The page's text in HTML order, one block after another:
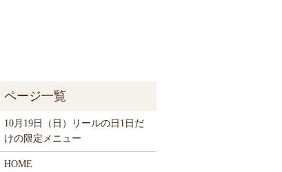
10月19日（日）リールの日1日だ
けの限定メニュー
HOME